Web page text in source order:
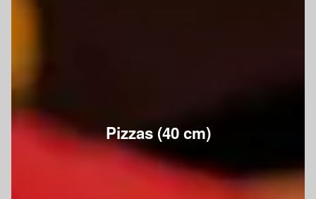
Pizzas (40 cm)